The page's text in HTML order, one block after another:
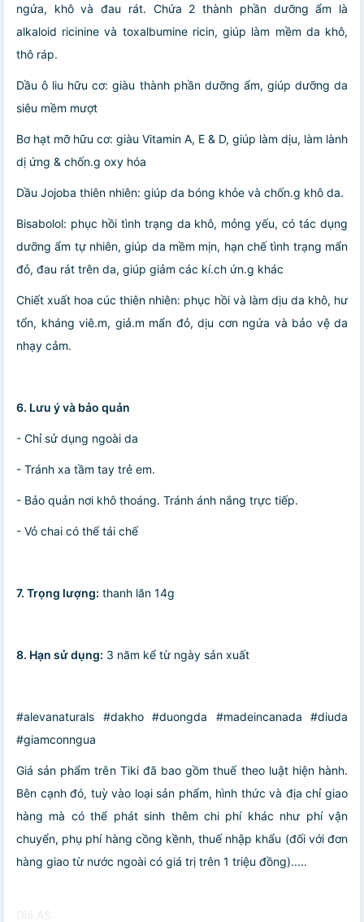
ngứa, khô và đau rát. Chứa 2 thành phần dưỡng ẩm là
alkaloid ricinine và toxalbumine ricin, giúp làm mềm da khô,
thô ráp.
Dầu ô liu hữu cơ: giàu thành phần dưỡng ẩm, giúp dưỡng da
siêu mềm mượt
Bơ hạt mỡ hữu cơ: giàu Vitamin A, E & D, giúp làm dịu, làm lành
dị ứng & chốn.g oxy hóa
Dầu Jojoba thiên nhiên: giúp da bóng khỏe và chốn.g khô da.
Bisabolol: phục hồi tình trạng da khô, mỏng yếu, có tác dụng
dưỡng ẩm tự nhiên, giúp da mềm mịn, hạn chế tình trạng mẩn
đỏ, đau rát trên da, giúp giảm các kí.ch ứn.g khác
Chiết xuất hoa cúc thiên nhiên: phục hồi và làm dịu da khô, hư
tổn, kháng viê.m, giả.m mẩn đỏ, dịu cơn ngứa và bảo vệ da
nhạy cảm.
6. Lưu ý và bảo quản
- Chỉ sử dụng ngoài da
- Tránh xa tầm tay trẻ em.
- Bảo quản nơi khô thoáng. Tránh ánh nắng trực tiếp.
- Vỏ chai có thể tái chế
7. Trọng lượng: thanh lăn 14g
8. Hạn sử dụng: 3 năm kể từ ngày sản xuất
#alevanaturals #dakho #duongda #madeincanada #diuda
#giamconngua
Giá sản phẩm trên Tiki đã bao gồm thuế theo luật hiện hành.
Bên cạnh đó, tuỳ vào loại sản phẩm, hình thức và địa chỉ giao
hàng mà có thể phát sinh thêm chi phí khác như phí vận
chuyển, phụ phí hàng cồng kềnh, thuế nhập khẩu (đối với đơn
hàng giao từ nước ngoài có giá trị trên 1 triệu đồng).....
Giá AS